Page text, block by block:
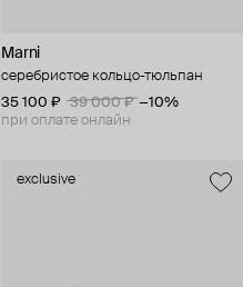
Marni
серебристое кольцо-тюльпан
35 100 ₽
39 000 ₽ −10%
при оплате онлайн
exclusive